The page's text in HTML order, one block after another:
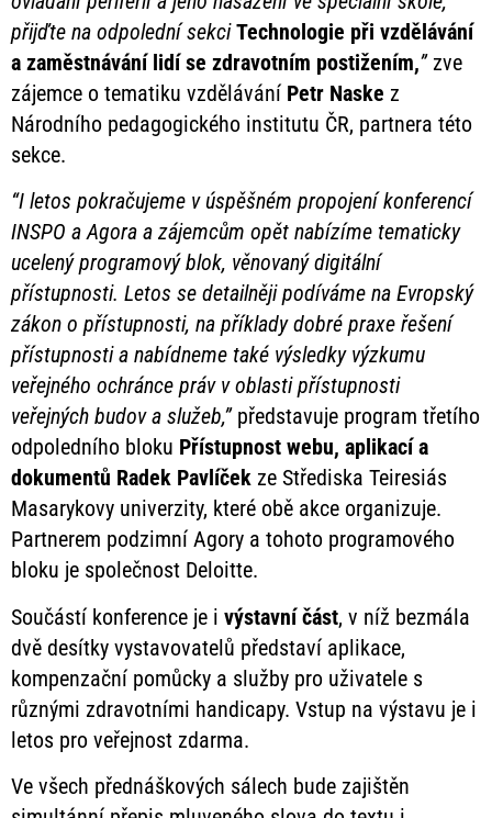
přijďte na odpolední sekciTechnologie při vzdělávání
a zaměstnávání lidí se zdravotním postižením,” zve
zájemce o tematiku vzdělávání Petr Naske z
Národního pedagogického institutu ČR, partnera této
sekce.
“I letos pokračujeme v úspěšném propojení konferencí
INSPO a Agora a zájemcům opět nabízíme tematicky
ucelený programový blok, věnovaný digitální
přístupnosti. Letos se detailněji podíváme na Evropský
zákon o přístupnosti, na příklady dobré praxe řešení
přístupnosti a nabídneme také výsledky výzkumu
veřejného ochránce práv v oblasti přístupnosti
veřejných budov a služeb,”představuje program třetího
odpoledního bloku Přístupnost webu, aplikací a
dokumentů Radek Pavlíček ze Střediska Teiresiás
Masarykovy univerzity, které obě akce organizuje.
Partnerem podzimní Agory a tohoto programového
bloku je společnost Deloitte.
Součástí konference je i výstavní část, v níž bezmála
dvě desítky vystavovatelů představí aplikace,
kompenzační pomůcky a služby pro uživatele s
různými zdravotními handicapy. Vstup na výstavu je i
letos pro veřejnost zdarma.
Ve všech přednáškových sálech bude zajištěn